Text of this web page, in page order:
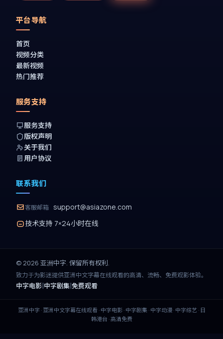
平台导航
首页
视频分类
最新视频
热门推荐
服务支持
服务支持
版权声明
关于我们
用户协议
联系我们
客服邮箱 support@asiazone.com
技术支持 7×24小时在线
© 2026 亚洲中字 . 保留所有权利.
致力于为影迷提供亚洲中文字幕在线观看的高清、流畅、免费观影体验。
中字电影|中字剧集|免费观看
亚洲中字· 亚洲中文字幕在线观看· 中字电影 · 中字剧集 · 中字动漫 · 中字综艺 · 日
韩港台 · 高清免费